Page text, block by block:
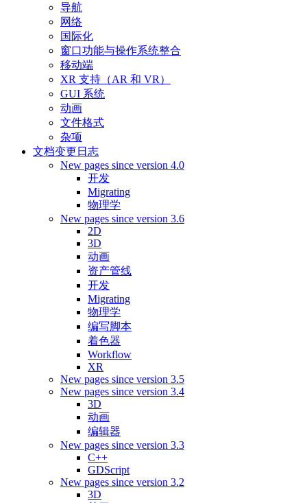
导航
网络
国际化
窗口功能与操作系统整合
移动端
XR 支持（AR 和 VR）
GUI 系统
动画
文件格式
杂项
文档变更日志
New pages since version 4.0
开发
Migrating
物理学
New pages since version 3.6
2D
3D
动画
资产管线
开发
Migrating
物理学
编写脚本
着色器
Workflow
XR
New pages since version 3.5
New pages since version 3.4
3D
动画
编辑器
New pages since version 3.3
C++
GDScript
New pages since version 3.2
3D